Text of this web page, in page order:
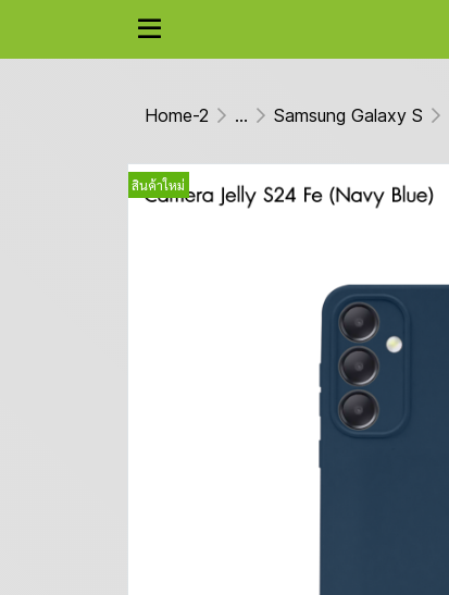
Home-2 ... Samsung Galaxy S
สินค้าใหม่